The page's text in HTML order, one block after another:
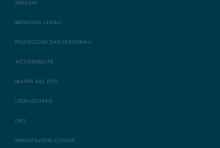
IMPEGNI
MENZIONI LEGALI
PROTEZIONE DATI PERSONALI
ACCESSIBILITÀ
MAPPA DEL SITO
I SERVIZI FRED
FAQ
IMPOSTAZIONI COOKIE